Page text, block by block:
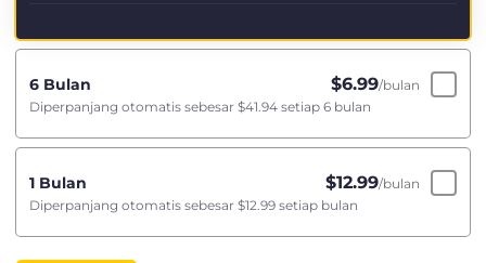
6 Bulan $6.99/bulan
Diperpanjang otomatis sebesar $41.94 setiap 6 bulan
1 Bulan $12.99/bulan
Diperpanjang otomatis sebesar $12.99 setiap bulan